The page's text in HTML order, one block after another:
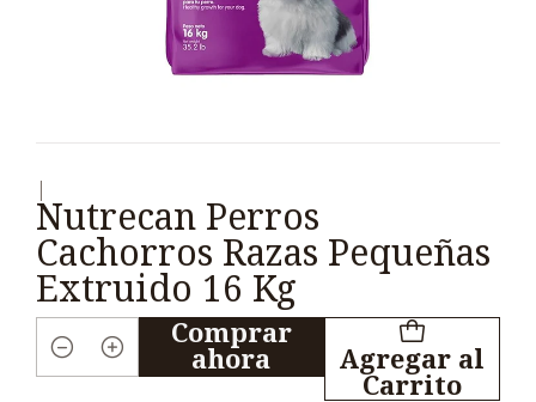
Nutrecan Perros
Cachorros Razas Pequeñas
Extruido 16 Kg
Cantidad
Agregar al
Carrito
Comprar
ahora